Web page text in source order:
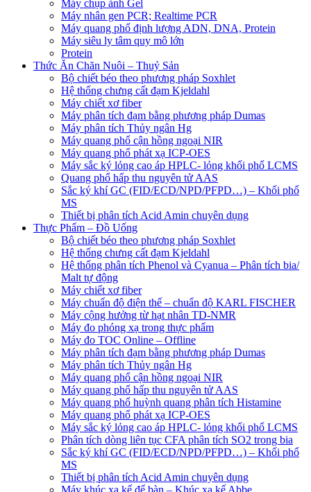
Máy chụp ảnh Gel
Máy nhân gen PCR; Realtime PCR
Máy quang phổ định lượng ADN, DNA, Protein
Máy siêu ly tâm quy mô lớn
Protein
Thức Ăn Chăn Nuôi – Thuỷ Sản
Bộ chiết béo theo phương pháp Soxhlet
Hệ thống chưng cất đạm Kjeldahl
Máy chiết xơ fiber
Máy phân tích đạm bằng phương pháp Dumas
Máy phân tích Thủy ngân Hg
Máy quang phổ cận hồng ngoại NIR
Máy quang phổ phát xạ ICP-OES
Máy sắc ký lỏng cao áp HPLC- lỏng khối phổ LCMS
Quang phổ hấp thu nguyên tử AAS
Sắc ký khí GC (FID/ECD/NPD/PFPD…) – Khối phổ
MS
Thiết bị phân tích Acid Amin chuyên dụng
Thực Phẩm – Đồ Uống
Bộ chiết béo theo phương pháp Soxhlet
Hệ thống chưng cất đạm Kjeldahl
Hệ thống phân tích Phenol và Cyanua – Phân tích bia/
Malt tự động
Máy chiết xơ fiber
Máy chuẩn độ điện thế – chuẩn độ KARL FISCHER
Máy cộng hưởng từ hạt nhân TD-NMR
Máy đo phóng xạ trong thực phẩm
Máy đo TOC Online – Offline
Máy phân tích đạm bằng phương pháp Dumas
Máy phân tích Thủy ngân Hg
Máy quang phổ cận hồng ngoại NIR
Máy quang phổ hấp thu nguyên tử AAS
Máy quang phổ huỳnh quang phân tích Histamine
Máy quang phổ phát xạ ICP-OES
Máy sắc ký lỏng cao áp HPLC- lỏng khối phổ LCMS
Phân tích dòng liên tục CFA phân tích SO2 trong bia
Sắc ký khí GC (FID/ECD/NPD/PFPD…) – Khối phổ
MS
Thiết bị phân tích Acid Amin chuyên dụng
Máy khúc xạ kế để bàn – Khúc xạ kế Abbe